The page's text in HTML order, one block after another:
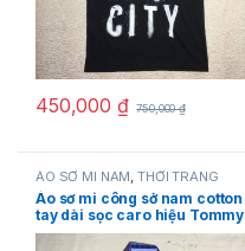
450,000 ₫ 750,000₫
ÁO SƠ MI NAM ,THỜI TRANG
NAM Tommy Hilfiger
Áo sơ mi công sở nam cotton
tay dài sọc caro hiệu Tommy
Hilfiger size 18